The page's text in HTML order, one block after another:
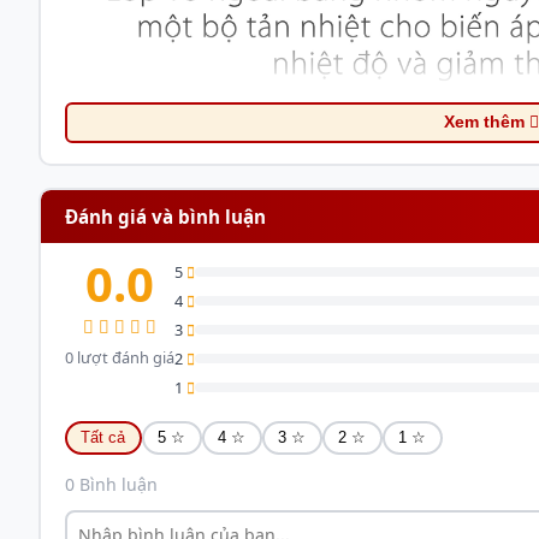
Xem thêm
Đánh giá và bình luận
0.0
0 lượt đánh giá
5
4
3
2
1
Tất cả 5 ☆ 4 ☆ 3 ☆ 2 ☆ 1 ☆
0 Bình luận